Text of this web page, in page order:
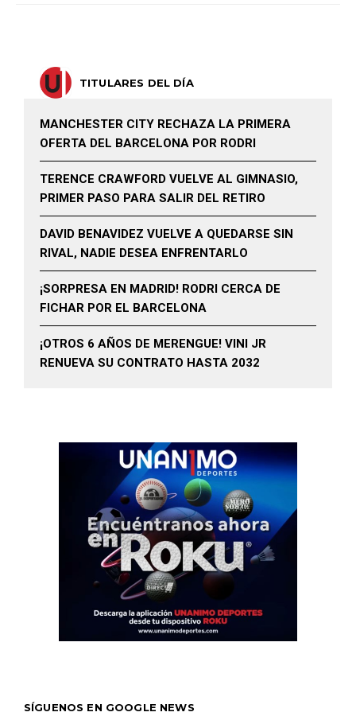
TITULARES DEL DÍA
MANCHESTER CITY RECHAZA LA PRIMERA
OFERTA DEL BARCELONA POR RODRI
TERENCE CRAWFORD VUELVE AL GIMNASIO,
PRIMER PASO PARA SALIR DEL RETIRO
DAVID BENAVIDEZ VUELVE A QUEDARSE SIN
RIVAL, NADIE DESEA ENFRENTARLO
¡SORPRESA EN MADRID! RODRI CERCA DE
FICHAR POR EL BARCELONA
¡OTROS 6 AÑOS DE MERENGUE! VINI JR
RENUEVA SU CONTRATO HASTA 2032
SÍGUENOS EN GOOGLE NEWS